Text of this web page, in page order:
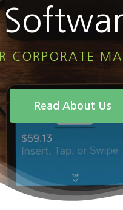
CORPORATE
Read About Us